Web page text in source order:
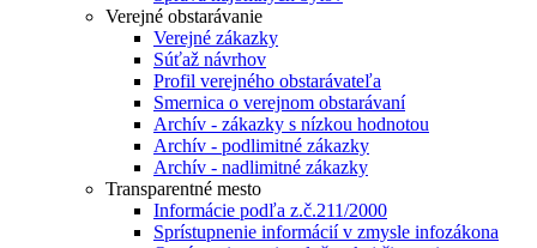
Verejné obstarávanie
Verejné zákazky
Súťaž návrhov
Profil verejného obstarávateľa
Smernica o verejnom obstarávaní
Archív - zákazky s nízkou hodnotou
Archív - podlimitné zákazky
Archív - nadlimitné zákazky
Transparentné mesto
Informácie podľa z.č.211/2000
Sprístupnenie informácií v zmysle infozákona